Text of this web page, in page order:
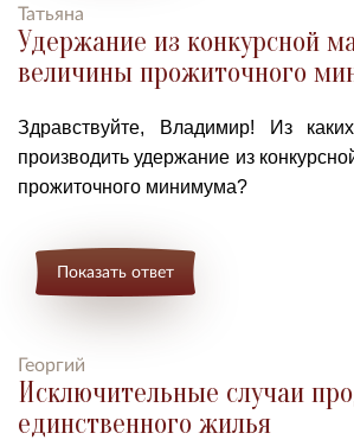
Татьяна
Удержание из конкурсной
величины прожиточного
Здравствуйте, Владимир! Из
производить удержание из
прожиточного минимума?
Показать ответ
Георгий
Исключительные случаи
единственного жилья